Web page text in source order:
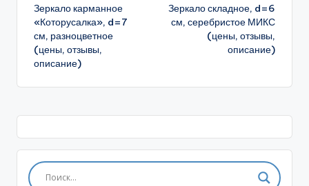
записи
Зеркало карманное
«Которусалка», d=7
см, разноцветное
(цены, отзывы,
описание)
Зеркало складное, d=6
см, серебристое МИКС
(цены, отзывы,
описание)